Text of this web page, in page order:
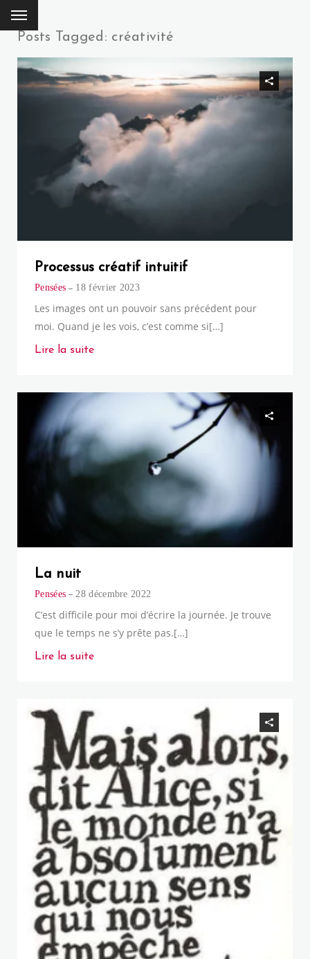
Posts Tagged: créativité
Processus créatif intuitif
Pensées 18 février 2023
Les images ont un pouvoir sans précédent pour
moi. Quand je les vois, c’est comme si[…]
Lire la suite
La nuit
Pensées 28 décembre 2022
C’est difficile pour moi d’écrire la journée. Je trouve
que le temps ne s’y prête pas.[…]
Lire la suite